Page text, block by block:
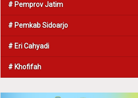
# Pemprov Jatim
# Pemkab Sidoarjo
# Eri Cahyadi
# Khofifah